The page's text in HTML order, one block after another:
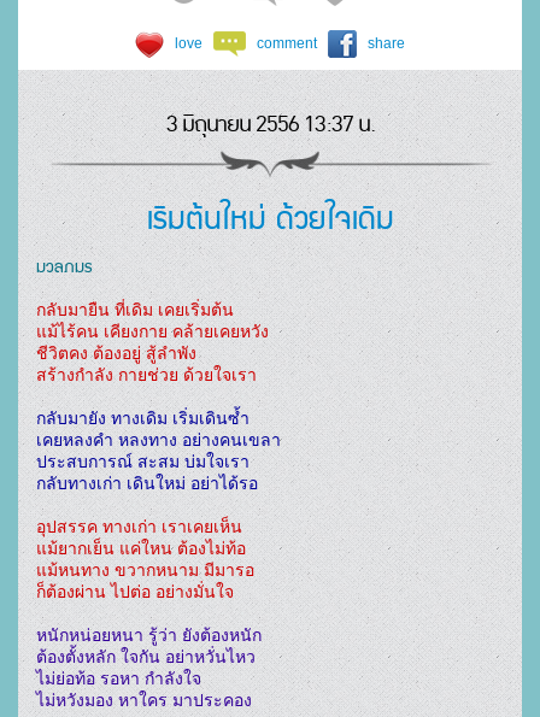
love comment share
3 มิถุนายน 2556 13:37 น.
เริมต้นใหม่ ด้วยใจเดิม
มวลภมร
กลับมายืน ที่เดิม เคยเริ่มต้น
แม้ไร้คน เคียงกาย คล้ายเคยหวัง
ชีวิตคง ต้องอยู่ สู้ลำพัง
กลับมายัง ทางเดิม เริ่มเดินซ้ำ
เคยหลงคำ หลงทาง อย่างคนเขลา
ประสบการณ์ สะสม บ่มใจเรา
อุปสรรค ทางเก่า เราเคยเห็น
แม้ยากเย็น แค่ใหน ต้องไม่ท้อ
แม้หนทาง ขวากหนาม มีมารอ
ก็ต้องผ่าน ไปต่อ อย่างมั่นใจ
หนักหน่อยหนา รู้ว่า ยังต้องหนัก
ต้องตั้งหลัก ใจกัน อย่าหวั่นไหว
ไม่ย่อท้อ รอหา กำลังใจ
ไม่หวังมอง หาใคร มาประคอง